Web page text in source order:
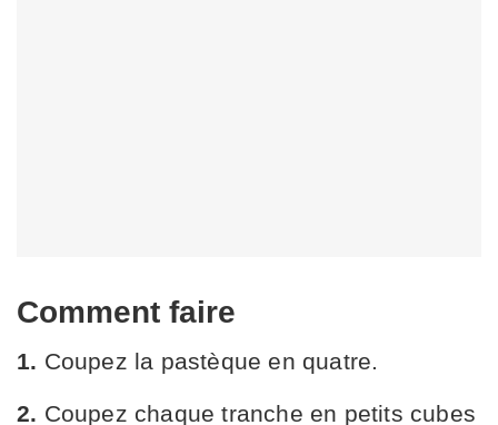
Comment faire
1. Coupez la pastèque en quatre.
2. Coupez chaque tranche en petits cubes